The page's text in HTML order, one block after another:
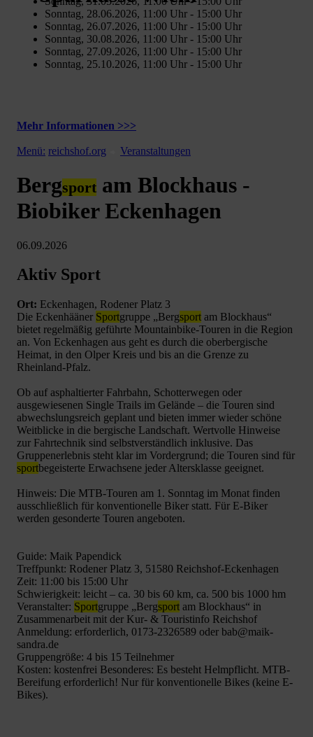
Sonntag, 28.06.2026, 11:00 Uhr - 15:00 Uhr
Sonntag, 26.07.2026, 11:00 Uhr - 15:00 Uhr
Sonntag, 30.08.2026, 11:00 Uhr - 15:00 Uhr
Sonntag, 27.09.2026, 11:00 Uhr - 15:00 Uhr
Sonntag, 25.10.2026, 11:00 Uhr - 15:00 Uhr
Mehr Informationen >>>
Menü: reichshof.org Veranstaltungen
Bergsport am Blockhaus -
Biobiker Eckenhagen
06.09.2026
Aktiv Sport
Ort: Eckenhagen, Rodener Platz 3
Die Eckenhääner Sportgruppe „Bergsport am Blockhaus“
bietet regelmäßig geführte Mountainbike-Touren in die Region
an. Von Eckenhagen aus geht es durch die oberbergische
Heimat, in den Olper Kreis und bis an die Grenze zu
Rheinland-Pfalz.
Ob auf asphaltierter Fahrbahn, Schotterwegen oder
ausgewiesenen Single Trails im Gelände – die Touren sind
abwechslungsreich geplant und bieten immer wieder schöne
Weitblicke in die bergische Landschaft. Wertvolle Hinweise
zur Fahrtechnik sind selbstverständlich inklusive. Das
Gruppenerlebnis steht klar im Vordergrund; die Touren sind für
sportbegeisterte Erwachsene jeder Altersklasse geeignet.
Hinweis: Die MTB-Touren am 1. Sonntag im Monat finden
ausschließlich für konventionelle Biker statt. Für E-Biker
werden gesonderte Touren angeboten.
Guide: Maik Papendick
Treffpunkt: Rodener Platz 3, 51580 Reichshof-Eckenhagen
Zeit: 11:00 bis 15:00 Uhr
Schwierigkeit: leicht – ca. 30 bis 60 km, ca. 500 bis 1000 hm
Veranstalter: Sportgruppe „Bergsport am Blockhaus“ in
Zusammenarbeit mit der Kur- & Touristinfo Reichshof
Anmeldung: erforderlich, 0173-2326589 oder bab@maik-
sandra.de
Gruppengröße: 4 bis 15 Teilnehmer
Kosten: kostenfrei Besonderes: Es besteht Helmpflicht. MTB-
Bereifung erforderlich! Nur für konventionelle Bikes (keine E-
Bikes).